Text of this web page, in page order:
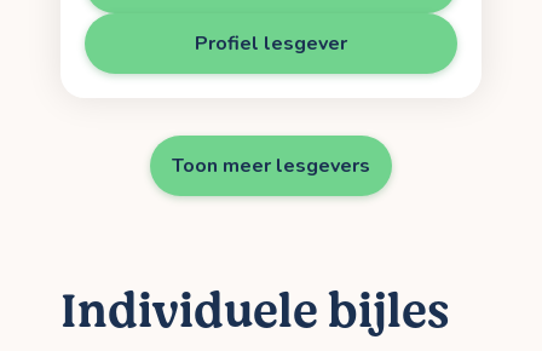
Profiel lesgever
Toon meer lesgevers
Individuele bijles